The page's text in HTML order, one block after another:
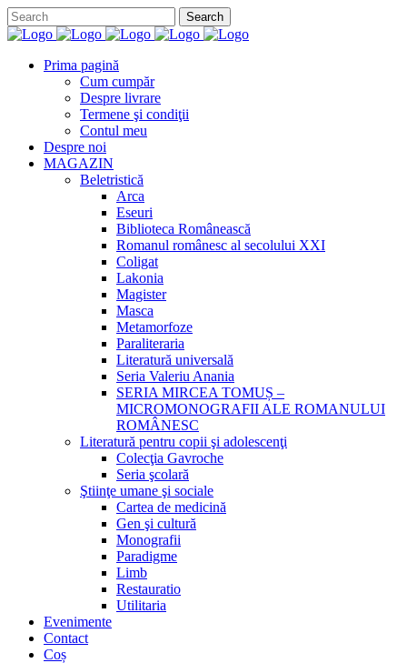
Prima pagină
Cum cumpăr
Despre livrare
Termene şi condiţii
Contul meu
Despre noi
MAGAZIN
Beletristică
Arca
Eseuri
Biblioteca Românească
Romanul românesc al secolului XXI
Coligat
Lakonia
Magister
Masca
Metamorfoze
Paraliteraria
Literatură universală
Seria Valeriu Anania
SERIA MIRCEA TOMUȘ –
MICROMONOGRAFII ALE ROMANULUI
ROMÂNESC
Literatură pentru copii şi adolescenţi
Colecţia Gavroche
Seria şcolară
Ştiinţe umane şi sociale
Cartea de medicină
Gen şi cultură
Monografii
Paradigme
Limb
Restauratio
Utilitaria
Evenimente
Contact
Coș